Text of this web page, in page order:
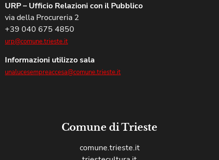
URP – Ufficio Relazioni con il Pubblico
via della Procureria 2
+39 040 675 4850
urp@comune.trieste.it
Informazioni utilizzo sala
unalucesempreaccesa@comune.trieste.it
Comune di Trieste
comune.trieste.it